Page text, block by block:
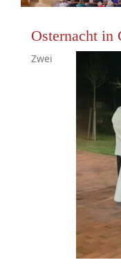
Osternacht in
Zwei